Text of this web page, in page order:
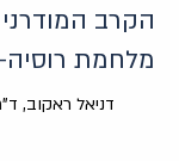
הקרב
מלחמת
דניאל ראקוב,